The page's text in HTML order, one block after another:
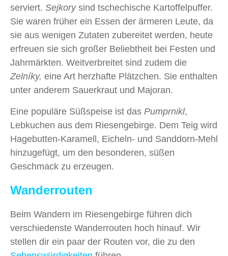
serviert. Sejkory sind tschechische Kartoffelpuffer.
Sie waren früher ein Essen der ärmeren Leute, da
sie aus wenigen Zutaten zubereitet werden, heute
erfreuen sie sich großer Beliebtheit bei Festen und
Jahrmärkten. Weitverbreitet sind zudem die
Zelníky, eine Art herzhafte Plätzchen. Sie enthalten
unter anderem Sauerkraut und Majoran.
Eine populäre Süßspeise ist das Pumprnikl,
Lebkuchen aus dem Riesengebirge. Dem Teig wird
Hagebutten-Karamell, Eicheln- und Sanddorn-Mehl
hinzugefügt, um den besonderen, süßen
Geschmack zu erzeugen.
Wanderrouten
Beim Wandern im Riesengebirge führen dich
verschiedenste Wanderrouten hoch hinauf. Wir
stellen dir ein paar der Routen vor, die zu den